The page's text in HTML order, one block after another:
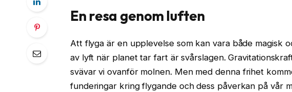
En resa genom luften
Att flyga är en upplevelse som kan vara både magisk
av lyft när planet tar fart är svårslagen.
svävar vi ovanför molnen. Men med denna frihet
funderingar kring flygande och dess påverkan på vår